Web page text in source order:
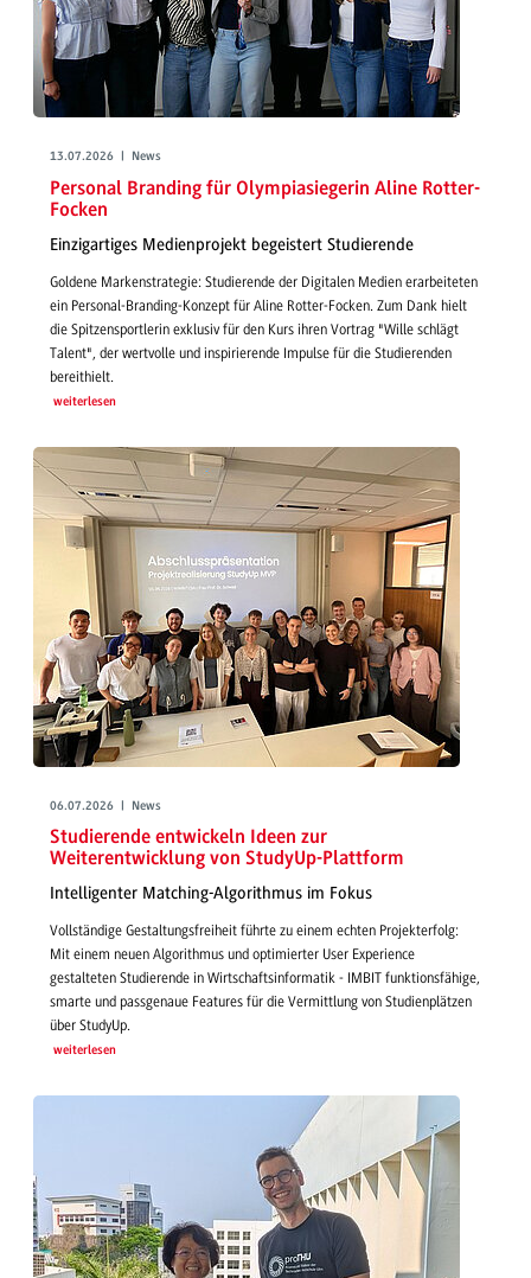
13.07.2026 | News
Personal Branding für Olympiasiegerin Aline Rotter-
Focken
Einzigartiges Medienprojekt begeistert Studierende
Goldene Markenstrategie: Studierende der Digitalen Medien erarbeiteten
ein Personal-Branding-Konzept für Aline Rotter-Focken. Zum Dank hielt
die Spitzensportlerin exklusiv für den Kurs ihren Vortrag "Wille schlägt
Talent", der wertvolle und inspirierende Impulse für die Studierenden
bereithielt.
weiterlesen
06.07.2026 | News
Studierende entwickeln Ideen zur
Weiterentwicklung von StudyUp-Plattform
Intelligenter Matching-Algorithmus im Fokus
Vollständige Gestaltungsfreiheit führte zu einem echten Projekterfolg:
Mit einem neuen Algorithmus und optimierter User Experience
gestalteten Studierende in Wirtschaftsinformatik - IMBIT funktionsfähige,
smarte und passgenaue Features für die Vermittlung von Studienplätzen
über StudyUp.
weiterlesen